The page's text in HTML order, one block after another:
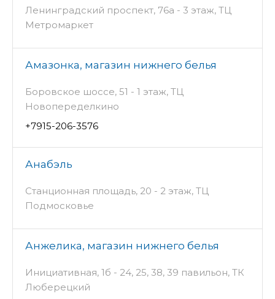
Ленинградский проспект, 76а - 3 этаж, ТЦ
Метромаркет
Амазонка, магазин нижнего белья
Боровское шоссе, 51 - 1 этаж, ТЦ
Новопеределкино
+7915-206-3576
Анабэль
Станционная площадь, 20 - 2 этаж, ТЦ
Подмосковье
Анжелика, магазин нижнего белья
Инициативная, 1б - 24, 25, 38, 39 павильон, ТК
Люберецкий